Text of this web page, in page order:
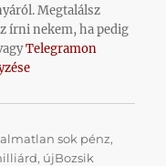
Megtalálsz
írni nekem, ha pedig
Telegramon
sok pénz,
, újBozsik